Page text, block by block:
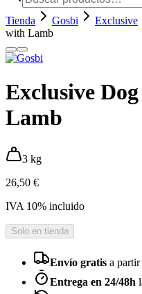
Tienda Gosbi Exclusive
with Lamb
Exclusive
Lamb
3 kg
26,50 €
IVA 10% incluido
Solo en tienda
Envío gratis a partir
Entrega en 24/48h